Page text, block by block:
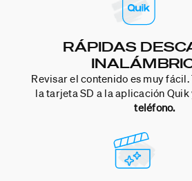
RÁPIDAS
Revisar el contenido es muy
la tarjeta SD a la aplicación Quik
teléfono.